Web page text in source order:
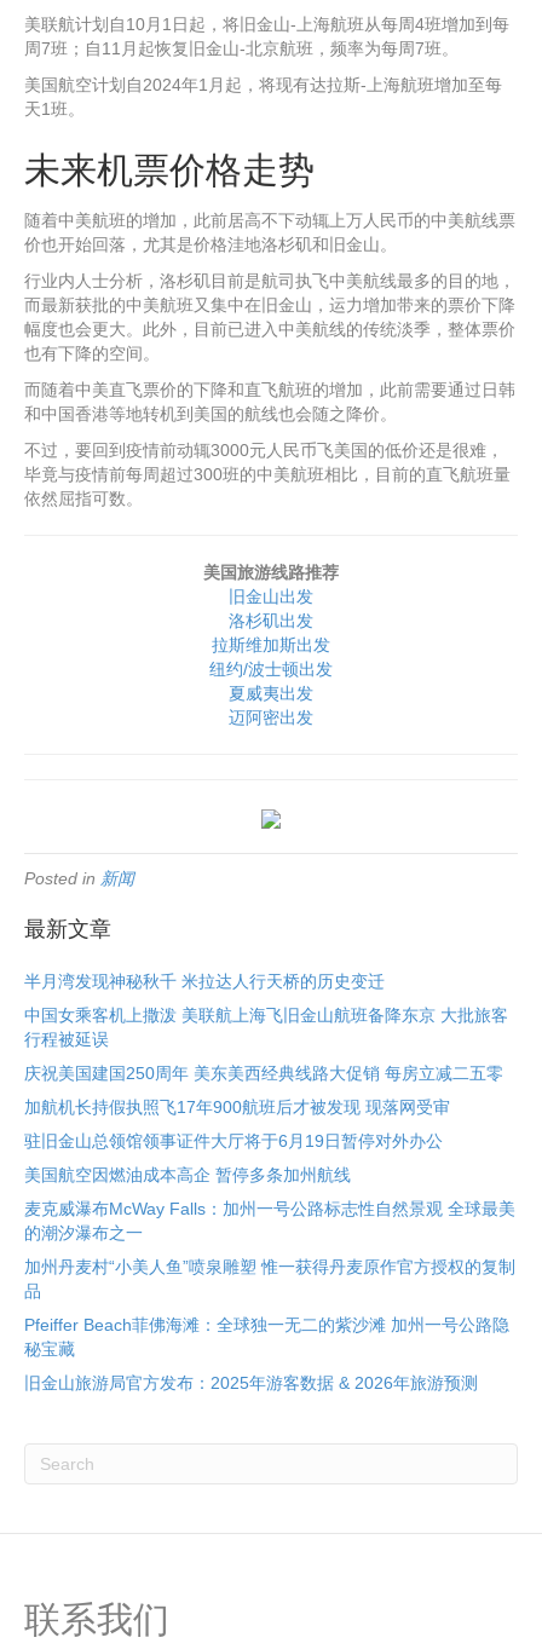
美联航计划自10月1日起，将旧金山-上海航班从每周4班增加到每
周7班；自11月起恢复旧金山-北京航班，频率为每周7班。
美国航空计划自2024年1月起，将现有达拉斯-上海航班增加至每
天1班。
未来机票价格走势
随着中美航班的增加，此前居高不下动辄上万人民币的中美航线票
价也开始回落，尤其是价格洼地洛杉矶和旧金山。
行业内人士分析，洛杉矶目前是航司执飞中美航线最多的目的地，
而最新获批的中美航班又集中在旧金山，运力增加带来的票价下降
幅度也会更大。此外，目前已进入中美航线的传统淡季，整体票价
也有下降的空间。
而随着中美直飞票价的下降和直飞航班的增加，此前需要通过日韩
和中国香港等地转机到美国的航线也会随之降价。
不过，要回到疫情前动辄3000元人民币飞美国的低价还是很难，
毕竟与疫情前每周超过300班的中美航班相比，目前的直飞航班量
依然屈指可数。
美国旅游线路推荐
旧金山出发
洛杉矶出发
拉斯维加斯出发
纽约/波士顿出发
夏威夷出发
迈阿密出发
Posted in 新闻
最新文章
半月湾发现神秘秋千 米拉达人行天桥的历史变迁
中国女乘客机上撒泼 美联航上海飞旧金山航班备降东京 大批旅客
行程被延误
庆祝美国建国250周年 美东美西经典线路大促销 每房立减二五零
加航机长持假执照飞17年900航班后才被发现 现落网受审
驻旧金山总领馆领事证件大厅将于6月19日暂停对外办公
美国航空因燃油成本高企 暂停多条加州航线
麦克威瀑布McWay Falls：加州一号公路标志性自然景观 全球最美
的潮汐瀑布之一
加州丹麦村“小美人鱼”喷泉雕塑 惟一获得丹麦原作官方授权的复制
品
Pfeiffer Beach菲佛海滩：全球独一无二的紫沙滩 加州一号公路隐
秘宝藏
旧金山旅游局官方发布：2025年游客数据 & 2026年旅游预测
联系我们